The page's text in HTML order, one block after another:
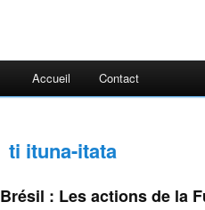
Accueil Contact
ti ituna-itata
Brésil : Les actions de la